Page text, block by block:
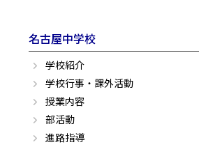
名古屋中学校
学校紹介
学校行事・課外活動
授業内容
部活動
進路指導